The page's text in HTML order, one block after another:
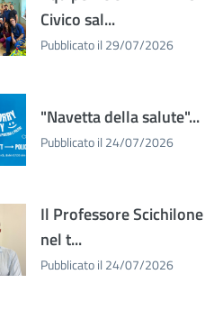
Civico sal...
Pubblicato il 29/07/2026
"Navetta della salute"...
Pubblicato il 24/07/2026
Il Professore Scichilone
nel t...
Pubblicato il 24/07/2026